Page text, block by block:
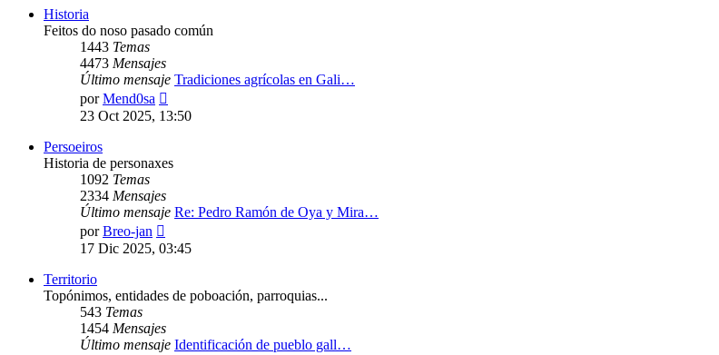
Historia
Feitos do noso pasado común
1443 Temas
4473 Mensajes
Último mensaje Tradiciones agrícolas en Gali…
porMend0sa
último
23 Oct 2025, 13:50
Persoeiros
Historia de personaxes
1092 Temas
2334 Mensajes
Último mensaje Re: Pedro Ramón de Oya y Mira…
porBreo-jan
último
17 Dic 2025, 03:45
Territorio
Topónimos, entidades de poboación, parroquias...
543 Temas
1454 Mensajes
Último mensaje Identificación de pueblo gall…